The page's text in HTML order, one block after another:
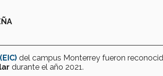
del campus Monterrey fueron
durante el año 2021.